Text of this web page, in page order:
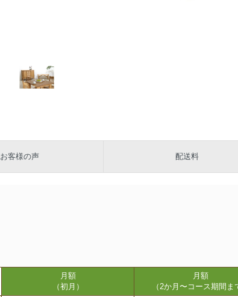
お客様の声 配送料
月額
（初月）
月額
（2か月〜コース期間ま